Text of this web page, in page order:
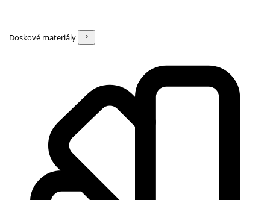
Doskové materiály